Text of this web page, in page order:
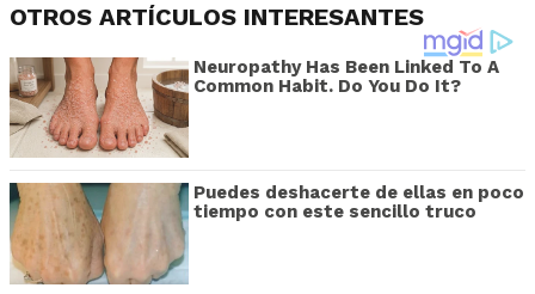
OTROS ARTÍCULOS INTERESANTES
Neuropathy Has Been Linked To A
Common Habit. Do You Do It?
Puedes deshacerte de ellas en poco
tiempo con este sencillo truco